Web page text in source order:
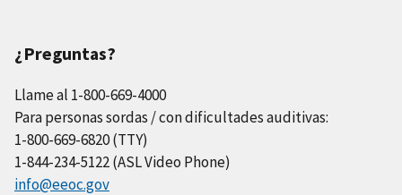
¿Preguntas?
Llame al 1-800-669-4000
Para personas sordas / con dificultades auditivas:
1-800-669-6820 (TTY)
1-844-234-5122 (ASL Video Phone)
info@eeoc.gov